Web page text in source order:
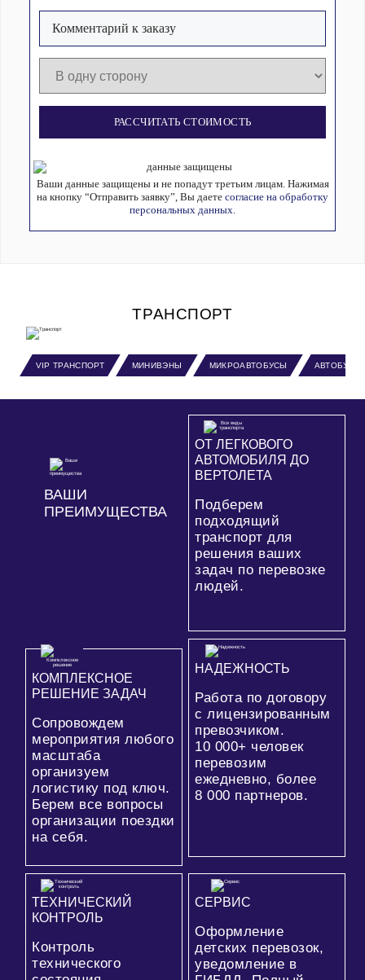
РАССЧИТАТЬ СТОИМОСТЬ
Ваши данные защищены и не попадут третьим лицам. Нажимая
на кнопку “Отправить заявку”, Вы даете согласие на обработку
персональных данных.
ТРАНСПОРТ
VIP ТРАНСПОРТ МИНИВЭНЫ МИКРОАВТОБУСЫ АВТОБУСЫ
ВАШИ
ПРЕИМУЩЕСТВА
ОТ ЛЕГКОВОГО
АВТОМОБИЛЯ ДО
ВЕРТОЛЕТА
Подберем
подходящий
транспорт для
решения ваших
задач по перевозке
людей.
КОМПЛЕКСНОЕ
РЕШЕНИЕ ЗАДАЧ
Сопровождем
мероприятия любого
масштаба
организуем
логистику под ключ.
Берем все вопросы
организации поездки
на себя.
НАДЕЖНОСТЬ
Работа по договору
с лицензированным
превозчиком.
10 000+ человек
перевозим
ежедневно, более
8 000 партнеров.
ТЕХНИЧЕСКИЙ
КОНТРОЛЬ
Контроль
технического
СЕРВИС
Оформление
детских перевозок,
уведомление в